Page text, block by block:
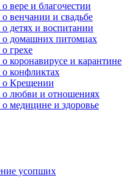
вере и благочестии
венчании и свадьбе
детях и воспитании
домашних питомцах
грехе
коронавирусе и карантине
конфликтах
о Крещении
любви и отношениях
медицине и здоровье
усопших